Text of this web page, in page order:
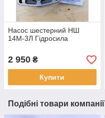
Насос шестерний НШ
14М-3Л Гідросила
2 950 ₴
Купити
Подібні товари компанії